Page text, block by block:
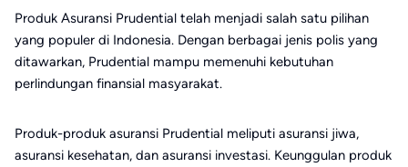
Produk Asuransi Prudential telah menjadi salah satu pilihan
yang populer di Indonesia. Dengan berbagai jenis polis yang
ditawarkan, Prudential mampu memenuhi kebutuhan
perlindungan finansial masyarakat.
Produk-produk asuransi Prudential meliputi asuransi jiwa,
asuransi kesehatan, dan asuransi investasi. Keunggulan produk